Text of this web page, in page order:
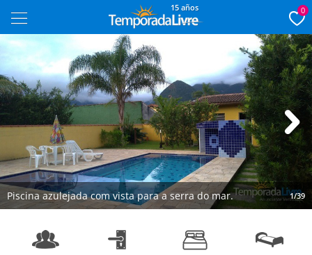
15 años 0
Piscina azulejada com vista para a serra do mar. 1/39
Next